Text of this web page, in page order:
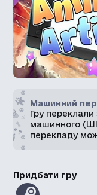
Машинний
Гру
машинного
перекладу
Придбати гру